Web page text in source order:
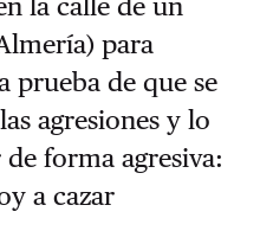
para
prueba de que se
agresiones y lo
forma agresiva:
a cazar